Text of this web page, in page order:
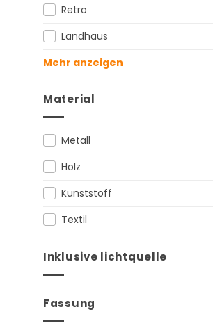
Retro
Landhaus
Mehr anzeigen
Material
Metall
Holz
Kunststoff
Textil
Inklusive lichtquelle
Fassung